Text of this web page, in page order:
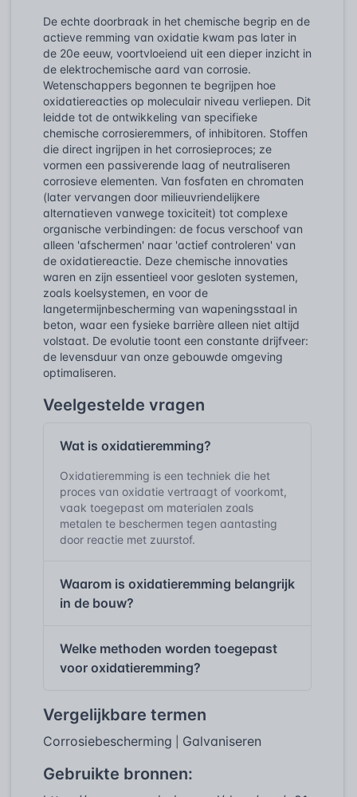
De echte doorbraak in het chemische begrip en de
actieve remming van oxidatie kwam pas later in
de 20e eeuw, voortvloeiend uit een dieper inzicht in
de elektrochemische aard van corrosie.
Wetenschappers begonnen te begrijpen hoe
oxidatiereacties op moleculair niveau verliepen. Dit
leidde tot de ontwikkeling van specifieke
chemische corrosieremmers, of inhibitoren. Stoffen
die direct ingrijpen in het corrosieproces; ze
vormen een passiverende laag of neutraliseren
corrosieve elementen. Van fosfaten en chromaten
(later vervangen door milieuvriendelijkere
alternatieven vanwege toxiciteit) tot complexe
organische verbindingen: de focus verschoof van
alleen 'afschermen' naar 'actief controleren' van
de oxidatiereactie. Deze chemische innovaties
waren en zijn essentieel voor gesloten systemen,
zoals koelsystemen, en voor de
langetermijnbescherming van wapeningsstaal in
beton, waar een fysieke barrière alleen niet altijd
volstaat. De evolutie toont een constante drijfveer:
de levensduur van onze gebouwde omgeving
optimaliseren.
Veelgestelde vragen
Wat is oxidatieremming?
Oxidatieremming is een techniek die het
proces van oxidatie vertraagt of voorkomt,
vaak toegepast om materialen zoals
metalen te beschermen tegen aantasting
door reactie met zuurstof.
Waarom is oxidatieremming belangrijk
in de bouw?
Welke methoden worden toegepast
voor oxidatieremming?
Vergelijkbare termen
Corrosiebescherming Galvaniseren
Gebruikte bronnen: